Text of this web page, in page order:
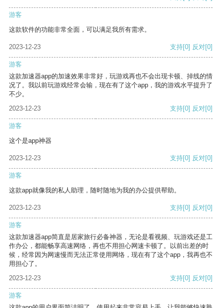
游客
这款软件的功能非常全面，可以满足我所有需求。
2023-12-23 支持[0] 反对[0]
游客
这款加速器app的加速效果非常好，玩游戏再也不会出现卡顿、掉线的情
况了。我以前玩游戏经常会输，现在有了这个app，我的游戏水平提升了
不少。
2023-12-23
支持[0] 反对[0]
游客
这个是app神器
2023-12-23 支持[0] 反对[0]
游客
这款app就像我的私人助理，随时随地为我的办公提供帮助。
2023-12-23 支持[0] 反对[0]
游客
这款加速器app简直是居家旅行必备神器，无论是看视频、玩游戏还是工
作办公，都能畅享高速网络，再也不用担心网速卡顿了。以前出差的时
候，经常因为网速慢而无法正常使用网络，现在有了这个app，我再也不
用担心了。
2023-12-23
支持[0] 反对[0]
游客